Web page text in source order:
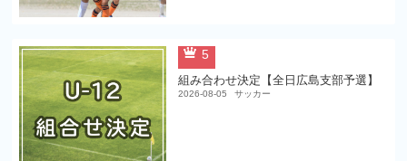
5
組み合わせ決定【全日広島支部予選】
2026-08-05 サッカー